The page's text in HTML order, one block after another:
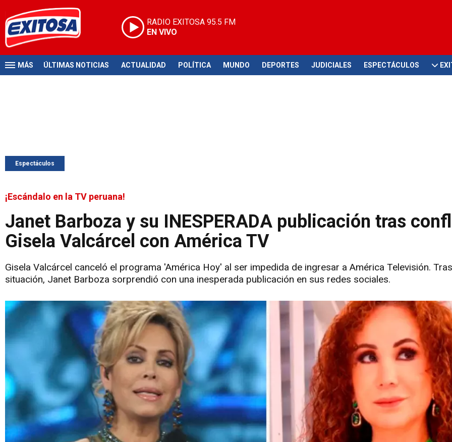
RADIO EXITOSA 95.5 FM
EN VIVO
MÁS ÚLTIMAS NOTICIAS ACTUALIDAD POLÍTICA MUNDO DEPORTES JUDICIALES ESPECTÁCULOS
Espectáculos
¡Escándalo en la TV peruana!
Janet Barboza y su INESPERADA publicación tras
Gisela Valcárcel con América TV
Gisela Valcárcel canceló el programa 'América Hoy' al ser impedida de ingresar a América Televisión.
situación, Janet Barboza sorprendió con una inesperada publicación en sus redes sociales.